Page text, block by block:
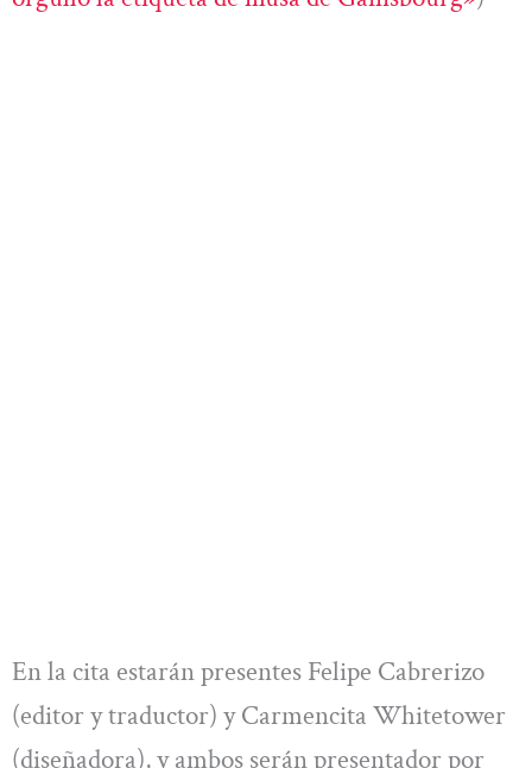
En la cita estarán presentes Felipe Cabrerizo
(editor y traductor) y Carmencita Whitetower
(diseñadora), y ambos serán presentador por